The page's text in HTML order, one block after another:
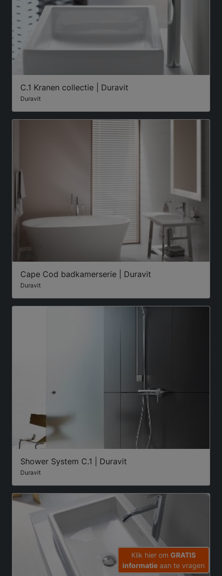
C.1 Kranen collectie | Duravit
Duravit
Cape Cod badkamerserie | Duravit
Duravit
Shower System C.1 | Duravit
Duravit
Klik hier om GRATIS
informatie aan te vragen